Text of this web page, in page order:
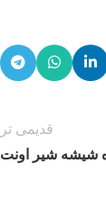
قدیمی تر
شیشه شیر اونت